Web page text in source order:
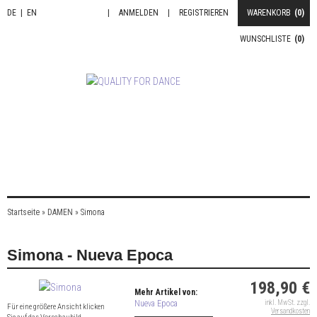
DE EN WARENKORB (0)
REGISTRIEREN
ANMELDEN
WUNSCHLISTE (0)
Startseite » DAMEN » Simona
Simona - Nueva Epoca
Für eine größere Ansicht klicken
Mehr Artikel von:
Nueva Epoca
198,90 €
inkl. MwSt. zzgl.
Versandkosten